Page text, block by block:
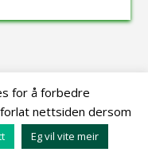
Forlag © 2021
for å forbedre
nettsiden dersom
Eg vil vite meir